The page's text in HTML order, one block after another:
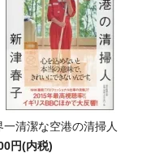
一清潔な空港の清掃人
円(内税)